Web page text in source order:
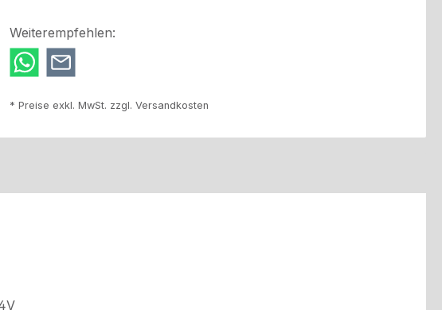
Weiterempfehlen:
* Preise exkl. MwSt. zzgl. Versandkosten